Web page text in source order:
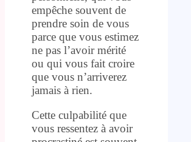
empêche souvent de
prendre soin de vous
parce que vous estimez
ne pas l’avoir mérité
ou qui vous fait croire
que vous n’arriverez
jamais à rien.
Cette culpabilité que
vous ressentez à avoir